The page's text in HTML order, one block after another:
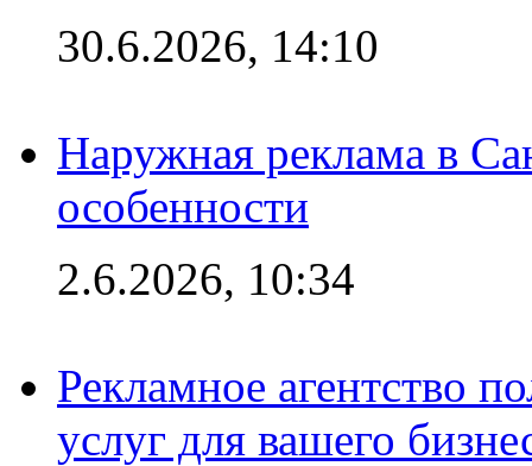
30.6.2026, 14:10
Наружная реклама в
особенности
2.6.2026, 10:34
Рекламное агентство
услуг для вашего